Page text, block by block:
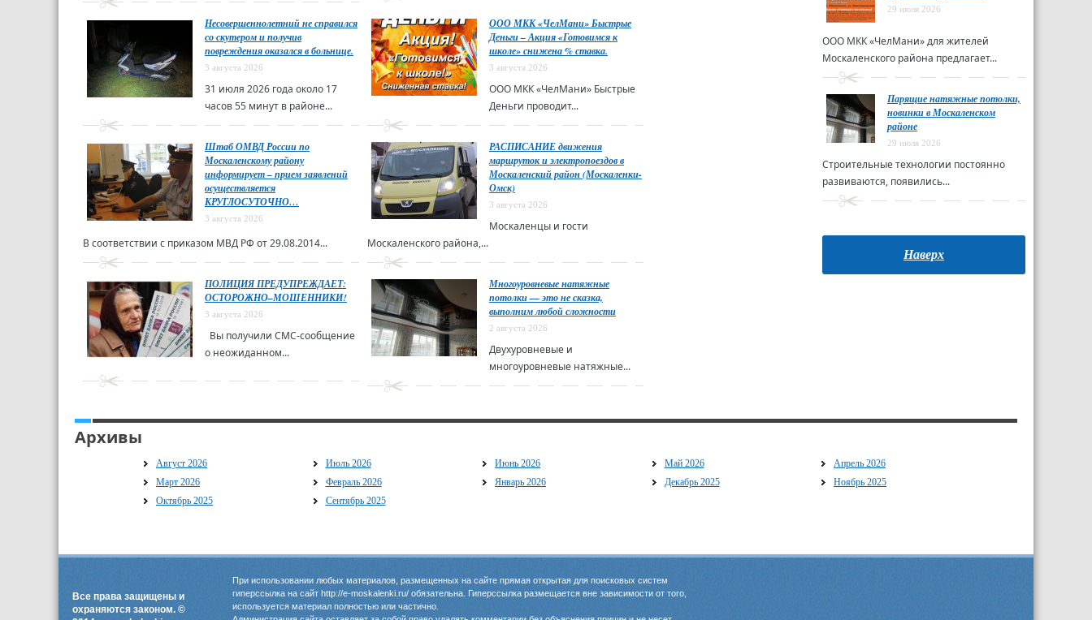
Несовершеннолетний не справился
со скутером и получив
повреждения оказался в больнице.
3 августа 2026
31 июля 2026 года около 17
часов 55 минут в районе...
ООО МКК «ЧелМани» Быстрые
Деньги – Акция «Готовимся к
школе» снижена % ставка.
3 августа 2026
ООО МКК «ЧелМани» Быстрые
Деньги проводит...
Штаб ОМВД России по
Москаленскому району
информирует – прием заявлений
осуществляется
КРУГЛОСУТОЧНО…
3 августа 2026
В соответствии с приказом МВД РФ от 29.08.2014...
РАСПИСАНИЕ движения
маршруток и электропоездов в
Москаленский район (Москаленки-
Омск)
3 августа 2026
Москаленцы и гости
Москаленского района,...
ПОЛИЦИЯ ПРЕДУПРЕЖДАЕТ:
ОСТОРОЖНО–МОШЕННИКИ!
3 августа 2026
Вы получили СМС-сообщение
о неожиданном...
Многоуровневые натяжные
потолки — это не сказка,
выполним любой сложности
2 августа 2026
Двухуровневые и
многоуровневые натяжные...
29 июля 2026
ООО МКК «ЧелМани» для жителей
Москаленского района предлагает...
Парящие натяжные потолки,
новинки в Москаленском
районе
29 июля 2026
Строительные технологии постоянно
развиваются, появились...
Наверх
Архивы
Август 2026 Июль 2026 Июнь 2026 Май 2026
Апрель 2026
Март 2026
Февраль 2026 Январь 2026 Декабрь 2025
Ноябрь 2025
Октябрь 2025
Сентябрь 2025
Все права защищены и
охраняются законом. ©
При использовании любых материалов, размещенных на сайте прямая открытая для поисковых систем
гиперссылка на сайт http://e-moskalenki.ru/ обязательна. Гиперссылка размещается вне зависимости от того,
используется материал полностью или частично.